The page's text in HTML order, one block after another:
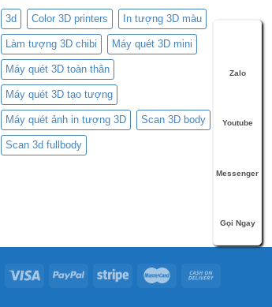
3d Color 3D printers In tượng 3D màu
Làm tượng 3D chibi Máy quét 3D mini
Máy quét 3D toàn thân
Máy quét 3D tạo tượng
Máy quét ảnh in tượng 3D Scan 3D body
Scan 3d fullbody
Zalo
Youtube
Messenger
Gọi Ngay